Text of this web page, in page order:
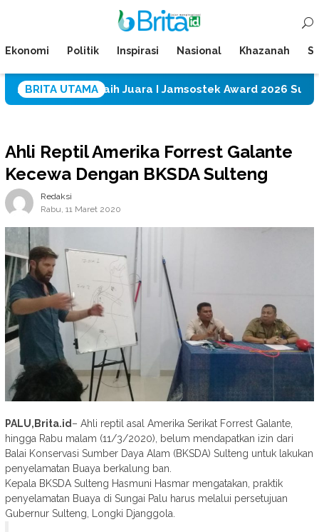
Mobile
Ekonomi Politik Inspirasi Nasional Khazanah
BRITA UTAMA
CPM Raih Juara I Jamsostek Award 2026 Sulawesi
Ahli Reptil Amerika Forrest Galante
Kecewa Dengan BKSDA Sulteng
Redaksi
Rabu, 11 Maret 2020
PALU,Brita.id – Ahli reptil asal Amerika Serikat Forrest Galante,
hingga Rabu malam (11/3/2020), belum mendapatkan izin dari
Balai Konservasi Sumber Daya Alam (BKSDA) Sulteng untuk lakukan
penyelamatan Buaya berkalung ban.
Kepala BKSDA Sulteng Hasmuni Hasmar mengatakan, praktik
penyelamatan Buaya di Sungai Palu harus melalui persetujuan
Gubernur Sulteng, Longki Djanggola.